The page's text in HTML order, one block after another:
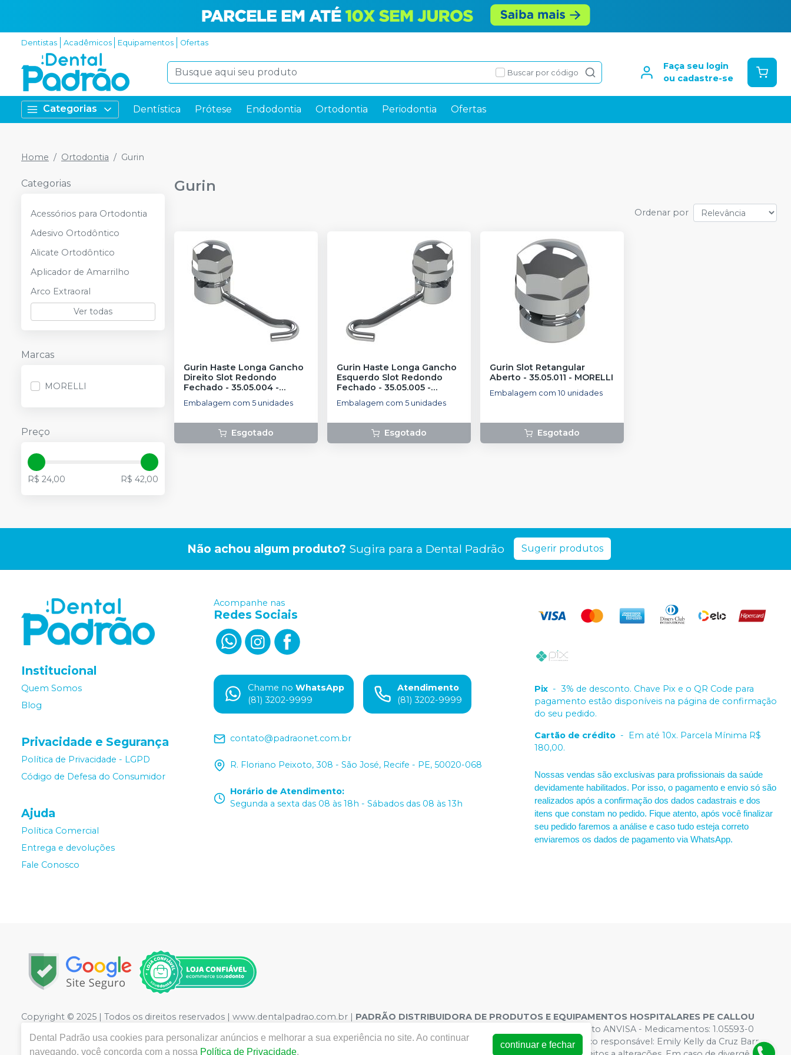
Dentistas Acadêmicos Equipamentos Ofertas
Buscar por código
Faça seu login
ou cadastre-se
Categorias Dentística Prótese Endodontia Ortodontia Periodontia Ofertas
Home Ortodontia Gurin
Categorias
Acessórios para Ortodontia
Adesivo Ortodôntico
Alicate Ortodôntico
Aplicador de Amarrilho
Arco Extraoral
Ver todas
Marcas
MORELLI
Preço
R$ 24,00 R$ 42,00
Gurin
Ordenar por
Gurin Haste Longa Gancho
Direito Slot Redondo
Fechado - 35.05.004 -
MORELLI
Embalagem com 5 unidades
Esgotado
Gurin Haste Longa Gancho
Esquerdo Slot Redondo
Fechado - 35.05.005 -
MORELLI
Embalagem com 5 unidades
Esgotado
Gurin Slot Retangular
Aberto - 35.05.011 - MORELLI
Embalagem com 10 unidades
Esgotado
Não achou algum produto? Sugira para a Dental Padrão Sugerir produtos
Institucional
Quem Somos
Blog
Privacidade e Segurança
Política de Privacidade - LGPD
Código de Defesa do Consumidor
Ajuda
Política Comercial
Entrega e devoluções
Fale Conosco
Acompanhe nas
Redes Sociais
Chame no WhatsApp
(81) 3202-9999
Atendimento
(81) 3202-9999
contato@padraonet.com.br
R. Floriano Peixoto, 308 - São José, Recife - PE, 50020-068
Horário de Atendimento:
Segunda a sexta das 08 às 18h - Sábados das 08 às 13h
Pix - 3% de desconto. Chave Pix e o QR Code para
pagamento estão disponíveis na página de confirmação
do seu pedido.
Cartão de crédito - Em até 10x. Parcela Mínima R$
180,00.
Nossas vendas são exclusivas para profissionais da saúde
devidamente habilitados. Por isso, o pagamento e envio só são
realizados após a confirmação dos dados cadastrais e dos
itens que constam no pedido. Fique atento, após você finalizar
seu pedido faremos a análise e caso tudo esteja correto
enviaremos os dados de pagamento via WhatsApp.
Copyright © 2025 | Todos os direitos reservados | www.dentalpadrao.com.br | PADRÃO DISTRIBUIDORA DE PRODUTOS E EQUIPAMENTOS HOSPITALARES PE CALLOU
| CNPJ: 09.441.460/0001-20 | Rua Floriano Peixoto, 308 – São José, Recife – PE CEP 50020-060 | Autorizações de Funcionamento ANVISA - Medicamentos: 1.05593-0
Medicamentos controle especial :1.21736-3 Cosméticos: 2.08716-2 Dispositivo Médico: 8.00380-9 Saneantes : 3.02354-1 - Farmacêutico responsável: Emily Kelly da Cruz Barros.
Dental Padrão usa cookies para personalizar anúncios e melhorar a sua experiência no site. Ao continuar
navegando, você concorda com a nossa Política de Privacidade.
continuar e fechar